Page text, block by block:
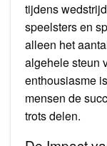
tijdens
speelsters en
alleen het
algehele steun
enthousiasme
mensen de
trots delen.